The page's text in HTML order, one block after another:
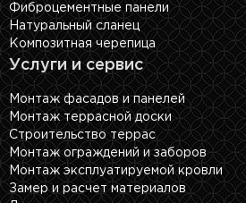
Фиброцементные панели
Натуральный сланец
Композитная черепица
Услуги и сервис
Монтаж фасадов и панелей
Монтаж террасной доски
Строительство террас
Монтаж ограждений и заборов
Монтаж эксплуатируемой кровли
Замер и расчет материалов